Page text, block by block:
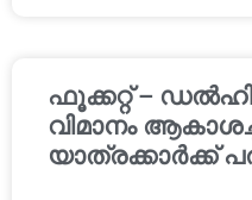
ഫൂക്കറ്റ് –
വിമാനം
യാത്രക്കാര്‍ക്ക്